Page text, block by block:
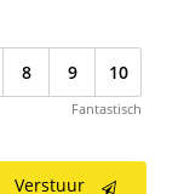
8 9 10
Fantastisch
Verstuur